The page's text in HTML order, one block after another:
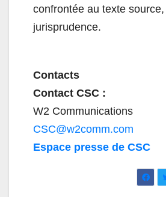
confrontée au texte
jurisprudence.
Contacts
Contact CSC :
W2 Communications
CSC@w2comm.com
Espace presse de CSC